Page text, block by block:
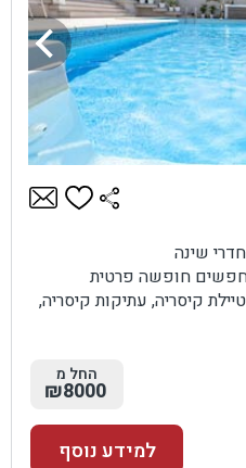
חופשה פרטית
קיסריה, עתיקות קיסריה,
החל מ
₪8000
למידע נוסף